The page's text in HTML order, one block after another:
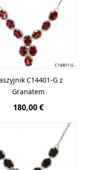
C14401-G z
Granatem
180,00 €